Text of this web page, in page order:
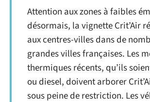
Attention aux zones à faibles
désormais, la vignette Crit’Air
aux centres-villes dans de
grandes villes françaises. Les
thermiques récents, qu’ils
ou diesel, doivent arborer
sous peine de restriction. Les